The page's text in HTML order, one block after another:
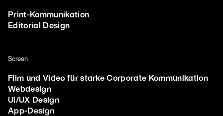
Print-Kommunikation
Editorial Design
Screen
Film und Video für starke Corporate Kommunikation
Webdesign
UI/UX Design
App-Design